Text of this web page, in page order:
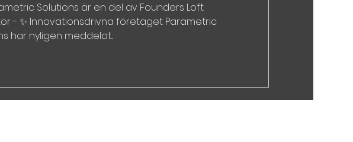
Solutions är en del av Founders Loft
- ✨ Innovationsdrivna företaget Parametric
har nyligen meddelat...